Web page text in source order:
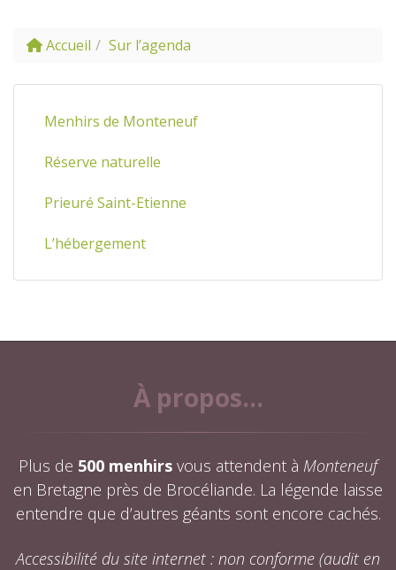
Accueil Sur l’agenda
Menhirs de Monteneuf
Réserve naturelle
Prieuré Saint-Etienne
L’hébergement
À propos...
Plus de 500 menhirs vous attendent à Monteneuf
en Bretagne près de Brocéliande. La légende laisse
entendre que d’autres géants sont encore cachés.
Accessibilité du site internet : non conforme (audit en